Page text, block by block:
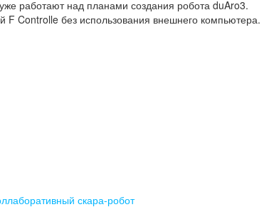
работают над планами создания робота duAro3.
Controlle без использования внешнего компьютера.
скара-робот